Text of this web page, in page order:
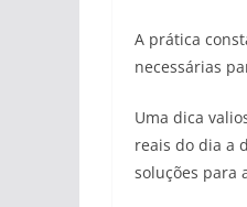
A prática
necessárias
Uma dica
reais do dia a
soluções para